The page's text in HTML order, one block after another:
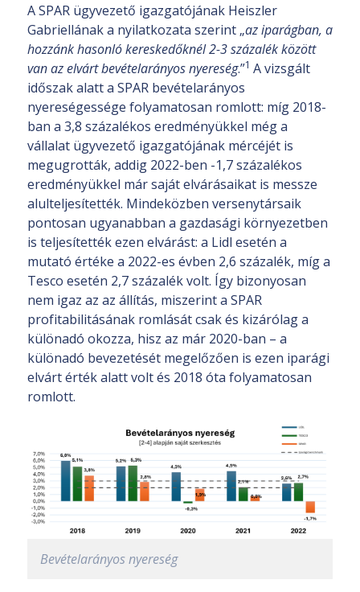
A SPAR ügyvezető igazgatójának Heiszler
Gabriellának a nyilatkozata szerint „az iparágban, a
hozzánk hasonló kereskedőknél 2-3 százalék között
van az elvárt bevételarányos nyereség.”1 A vizsgált
időszak alatt a SPAR bevételarányos
nyereségessége folyamatosan romlott: míg 2018-
ban a 3,8 százalékos eredményükkel még a
vállalat ügyvezető igazgatójának mércéjét is
megugrották, addig 2022-ben -1,7 százalékos
eredményükkel már saját elvárásaikat is messze
alulteljesítették. Mindeközben versenytársaik
pontosan ugyanabban a gazdasági környezetben
is teljesítették ezen elvárást: a Lidl esetén a
mutató értéke a 2022-es évben 2,6 százalék, míg a
Tesco esetén 2,7 százalék volt. Így bizonyosan
nem igaz az az állítás, miszerint a SPAR
profitabilitásának romlását csak és kizárólag a
különadó okozza, hisz az már 2020-ban – a
különadó bevezetését megelőzően is ezen iparági
elvárt érték alatt volt és 2018 óta folyamatosan
romlott.
Bevételarányos nyereség